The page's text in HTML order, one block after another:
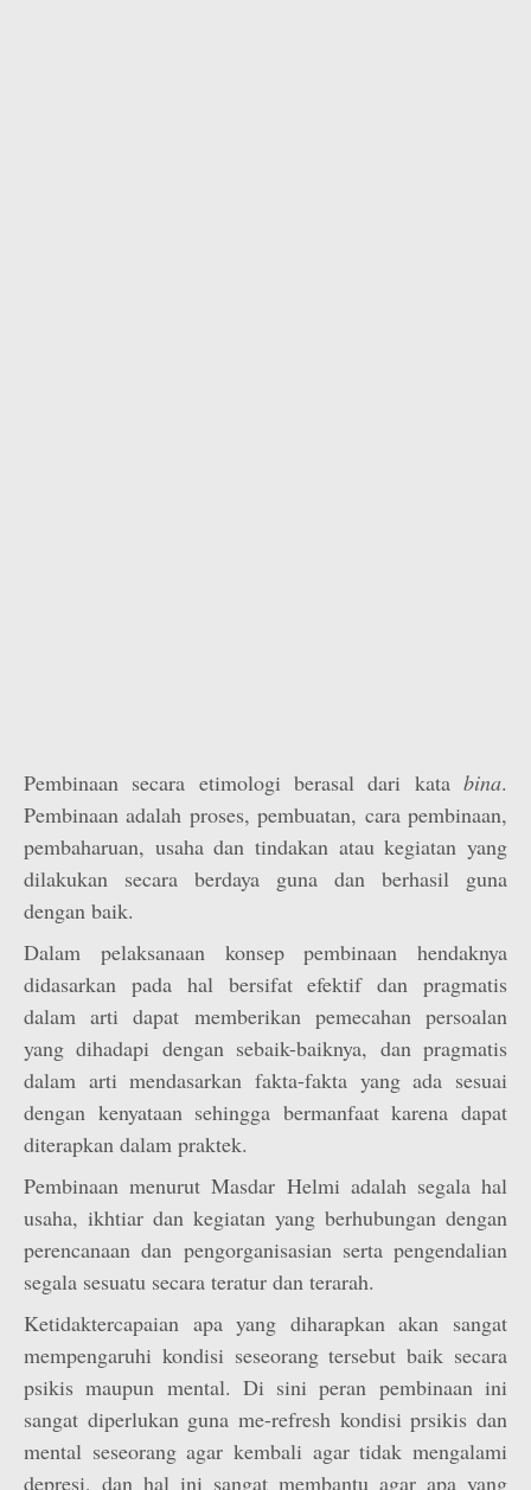
Pembinaan secara etimologi berasal dari kata bina.
Pembinaan adalah proses, pembuatan, cara pembinaan,
pembaharuan, usaha dan tindakan atau kegiatan yang
dilakukan secara berdaya guna dan berhasil guna
dengan baik.
Dalam pelaksanaan konsep pembinaan hendaknya
didasarkan pada hal bersifat efektif dan pragmatis
dalam arti dapat memberikan pemecahan persoalan
yang dihadapi dengan sebaik-baiknya, dan pragmatis
dalam arti mendasarkan fakta-fakta yang ada sesuai
dengan kenyataan sehingga bermanfaat karena dapat
diterapkan dalam praktek.
Pembinaan menurut Masdar Helmi adalah segala hal
usaha, ikhtiar dan kegiatan yang berhubungan dengan
perencanaan dan pengorganisasian serta pengendalian
segala sesuatu secara teratur dan terarah.
Ketidaktercapaian apa yang diharapkan akan sangat
mempengaruhi kondisi seseorang tersebut baik secara
psikis maupun mental. Di sini peran pembinaan ini
sangat diperlukan guna me-refresh kondisi prsikis dan
mental seseorang agar kembali agar tidak mengalami
depresi, dan hal ini sangat membantu agar apa yang